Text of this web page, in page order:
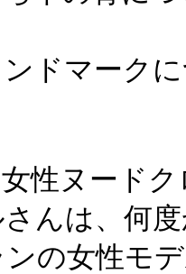
ドマーク
女性ヌード
んは、何
の女性モ